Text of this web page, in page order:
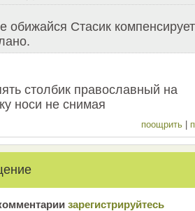
обижайся Стасик компенсирует
столбик православный на
носи не снимая
поощрить
зарeгиcтрирyйтeсь